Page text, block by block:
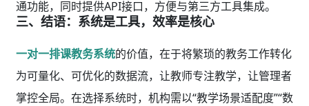
通功能，同时提供API接口，方便与第三方工具集成。
三、结语：系统是工具，效率是核心
一对一排课教务系统的价值，在于将繁琐的教务工作转化
为可量化、可优化的数据流，让教师专注教学，让管理者
掌控全局。在选择系统时，机构需以“教学场景适配度”“数